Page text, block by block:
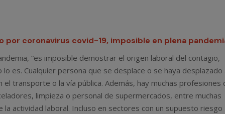
por coronavirus covid-19, imposible en plena
“es imposible demostrar el origen laboral del contagio,
es. Cualquier persona que se desplace o se haya desplazado
transporte o la vía pública. Además, hay muchas profesiones
limpieza o personal de supermercados, entre muchas
actividad laboral. Incluso en sectores con un supuesto riesgo